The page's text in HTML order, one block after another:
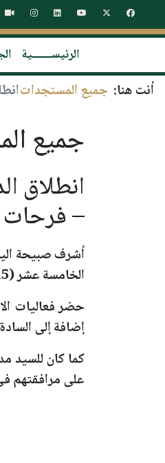
الرئيســـــــية
أنت هنا: جميع المستجداتانطلاق
جميع
–
أشرف صبيحة
الخامسة عشر (15)
حضر فعاليات
إضافة إلى
كما كان للسيد
على مرافقتهم